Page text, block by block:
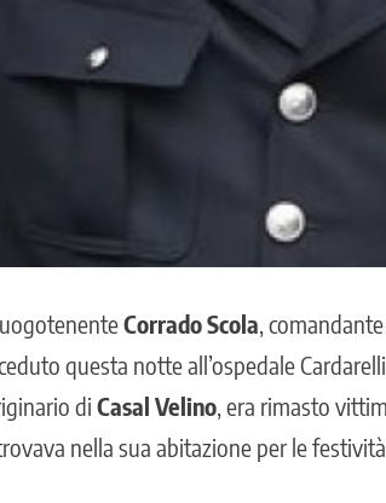
Corrado Scola ,
questa notte all’ospedale
diCasal Velino , era rimasto
nella sua abitazione per le